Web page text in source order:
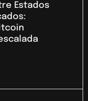
Estados